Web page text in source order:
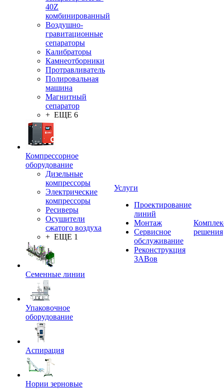
40Z
комбинированный
Воздушно-
гравитационные
сепараторы
Калибраторы
Камнеотборники
Протравливатель
Полировальная
машина
Магнитный
сепаратор
+ ЕЩЕ 6
Компрессорное
оборудование
Дизельные
компрессоры
Электрические
компрессоры
Ресиверы
Осушители
сжатого воздуха
+ ЕЩЕ 1
Семенные линии
Упаковочное
оборудование
Аспирация
Нории зерновые
Услуги
Проектирование
линий
Монтаж
Сервисное
обслуживание
Реконструкция
ЗАВов
решения